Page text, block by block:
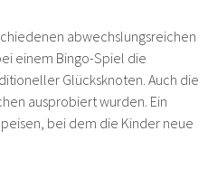
abwechslungsreichen
einem Bingo-Spiel die
Glücksknoten. Auch die
ausprobiert wurden. Ein
bei dem die Kinder neue